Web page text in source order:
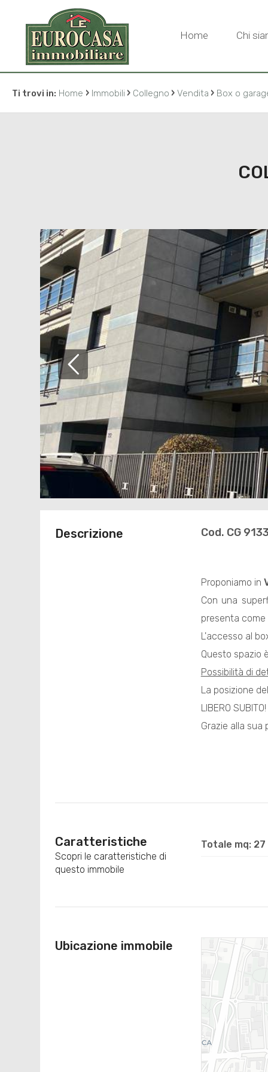
Home Chi
Ti trovi in: Home › Immobili › Collegno › Vendita › Box o
Descrizione Cod. CG
Proponiamo in
Con una
presenta
L'accesso al
Questo spazio
Possibilità di
La posizione
LIBERO SUBITO!
Grazie alla
Caratteristiche
Scopri le caratteristiche di
questo immobile
Totale mq: 27
Ubicazione immobile